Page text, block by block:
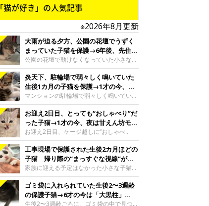
「猫が好き」の人気記事
※2026年8月更新
大雨が迫る夕方、公園の花壇でうずく
まっていた子猫を保護→6年後、先住猫
と“姉妹”のような関係に
公園の花壇で動けなくなっていた小さな子
猫。家族に迎えられてから6年、先住猫と
の間には深い絆が育まれていました。保護
当時のティダちゃん。
@muumuu62197189紹介するのは、
X（旧Twitter）ユーザー
@muumuu62197189さんの愛猫・ティダ
ちゃん（取材時6才）の成長記録です。こ
ちらは、生後3カ月ごろのティダちゃん。
飼い主さんが出会ったのは、夜から大雨に
なると予報されていた日の夕方でした。花
壇で動けずにいた子猫保護したばかりのテ
ィダちゃん。@muumuu62197189飼い主
さんは、公園の
炎天下、駐輪場で弱々しく鳴いていた
生後1カ月の子猫を保護→1才の今、筋
肉質でツンデレなコに成長
マンションの駐輪場で弱々しく鳴いてい
た、生後1カ月ほどの子猫。家族に迎えら
れてから1年、体も行動も大きく成長しま
した。炎天下の駐輪場で鳴いていた小さな
子猫保護当時のモモちゃん。@Kingponzu
紹介するのは、X（旧Twitter）ユーザー
@Kingponzuさんの愛猫・モモちゃん（取
材時1才）の成長記録です。こちらは、モ
モちゃんが生後1カ月ごろに撮影された一
枚。飼い主さんの自宅マンションの駐輪場
で鳴いていたところを保護された当時の姿
です。子猫時代のモモちゃん。
@Kingponzuその日は気温が35℃を
お迎え2日目、とっても“おしゃべり”だ
った子猫→1才の今、夜は甘えん坊モー
ドになるコに成長！
お迎え2日目、ケージ越しに“おしゃべ
り”する姿を見せていた子猫。1才になった
今も見せる愛らしい姿にキュンとします。
お迎え2日目、ケージ越しに何かを伝える
ももちゃん“おしゃべり”なももちゃん。
@poocoonyan紹介するのは、Instagram
ユーザー@poocoonyanさんの愛猫・もも
ちゃん（取材時1才／マンチカン）です。
こちらの動画は、ももちゃんが生後2カ月
工事現場で保護された生後2カ月ほどの
子猫 帰り際の“まっすぐな視線”が忘
れられず、家族の一員に
家族に迎える予定はなかった小さな子猫。
帰り際に見せた姿が、飼い主さんの心に残
りました。保護当時の夏目ちゃん。
@shibainu_rintaro紹介するのは、
Instagramユーザー@shibainu_rintaroさ
ゴミ袋に入れられていた生後2〜3週齢
の保護子猫→6才の今は「大黒柱」
生後2〜3週齢ごろに、ゴミ袋の中で見つか